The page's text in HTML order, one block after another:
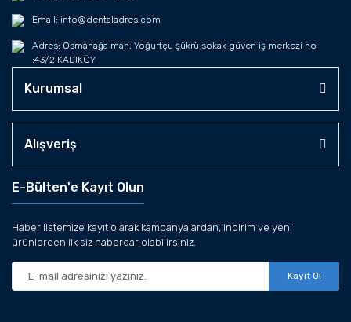
Email: info@dentaladres.com
Adres: Osmanağa mah. Yoğurtçu şükrü sokak güven iş merkezi no
:43/2 KADIKÖY
Kurumsal
Alışveriş
E-Bülten'e Kayıt Olun
Haber listemize kayıt olarak kampanyalardan, indirim ve yeni
ürünlerden ilk siz haberdar olabilirsiniz.
Kayıt Ol